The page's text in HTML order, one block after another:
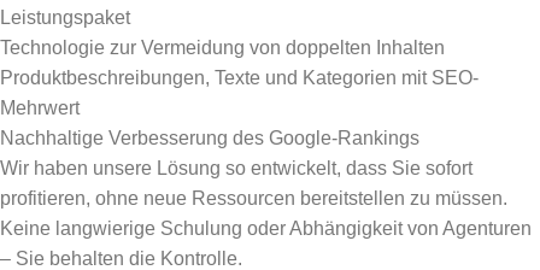
Leistungspaket
Technologie zur Vermeidung von doppelten Inhalten
Produktbeschreibungen, Texte und Kategorien mit SEO-
Mehrwert
Nachhaltige Verbesserung des Google-Rankings
Wir haben unsere Lösung so entwickelt, dass Sie sofort
profitieren, ohne neue Ressourcen bereitstellen zu müssen.
Keine langwierige Schulung oder Abhängigkeit von Agenturen
– Sie behalten die Kontrolle.